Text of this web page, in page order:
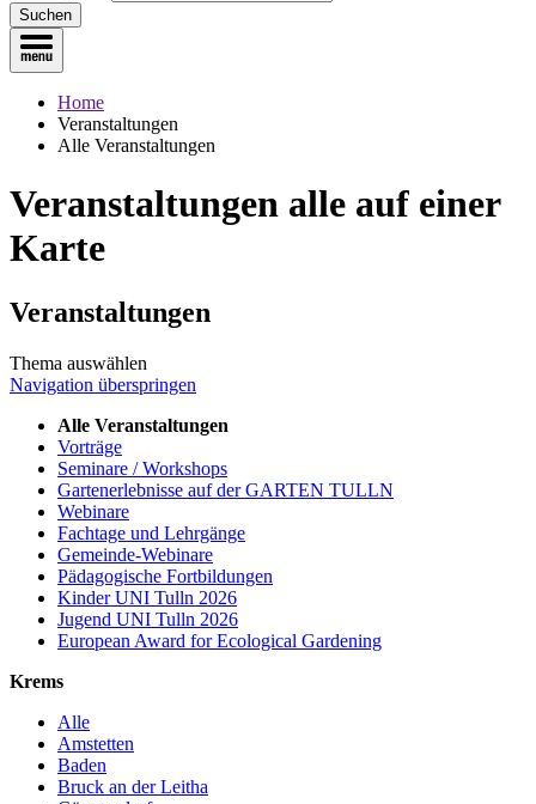
Suchen
Home
Veranstaltungen
Alle Veranstaltungen
Veranstaltungen alle auf einer
Karte
Veranstaltungen
Thema auswählen
Navigation überspringen
Alle Veranstaltungen
Vorträge
Seminare / Workshops
Gartenerlebnisse auf der GARTEN TULLN
Webinare
Fachtage und Lehrgänge
Gemeinde-Webinare
Pädagogische Fortbildungen
Kinder UNI Tulln 2026
Jugend UNI Tulln 2026
European Award for Ecological Gardening
Krems
Alle
Amstetten
Baden
Bruck an der Leitha